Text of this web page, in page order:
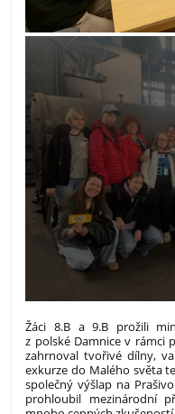
Žáci 8.B a 9.B prožili
z polské Damnice v rámci
zahrnoval tvořivé dílny,
exkurze do Malého světa
společný výšlap na
prohloubil mezinárodní